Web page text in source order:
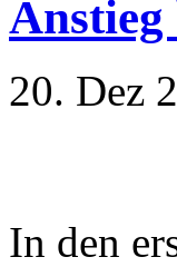
Anstieg
20. Dez
In den